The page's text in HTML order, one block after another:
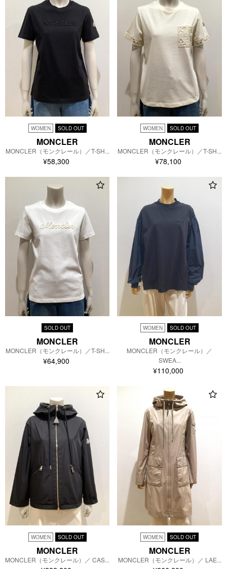
WOMEN SOLD OUT
MONCLER
MONCLER（モンクレール）／T-SH...
¥58,300
WOMEN SOLD OUT
MONCLER
MONCLER（モンクレール）／T-SH...
¥78,100
SOLD OUT
MONCLER
MONCLER（モンクレール）／T-SH...
¥64,900
WOMEN SOLD OUT
MONCLER
MONCLER（モンクレール）／
SWEA...
¥110,000
WOMEN SOLD OUT
MONCLER
MONCLER（モンクレール）／ CAS...
WOMEN SOLD OUT
MONCLER
MONCLER（モンクレール）／ LAE...